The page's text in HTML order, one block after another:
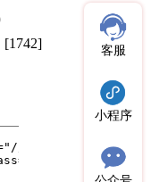
[1742] 客服
小程序